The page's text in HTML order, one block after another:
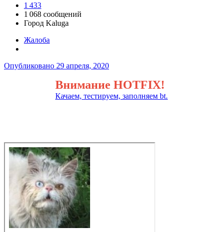
1 433
1 068 сообщений
Город Kaluga
Жалоба
Опубликовано 29 апреля, 2020
Внимание HOTFIX!
Качаем, тестируем, заполняем bt.